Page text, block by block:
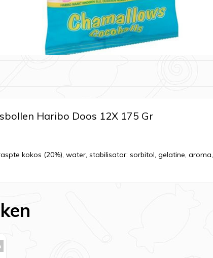
Haribo Doos 12X 175 Gr
kokos (20%), water, stabilisator: sorbitol, gelatine, aroma,